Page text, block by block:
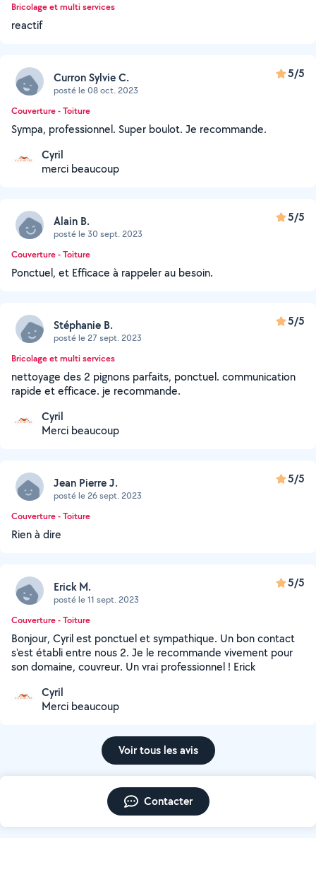
Bricolage et multi services
reactif
Curron Sylvie C.
posté le 08 oct. 2023
5/5
Couverture - Toiture
Sympa, professionnel. Super boulot. Je recommande.
Cyril
merci beaucoup
Alain B.
posté le 30 sept. 2023
5/5
Couverture - Toiture
Ponctuel, et Efficace à rappeler au besoin.
Stéphanie B.
posté le 27 sept. 2023
5/5
Bricolage et multi services
nettoyage des 2 pignons parfaits, ponctuel. communication
rapide et efficace. je recommande.
Cyril
Merci beaucoup
Jean Pierre J.
posté le 26 sept. 2023
5/5
Couverture - Toiture
Rien à dire
Erick M.
posté le 11 sept. 2023
5/5
Couverture - Toiture
Bonjour, Cyril est ponctuel et sympathique. Un bon contact
s'est établi entre nous 2. Je le recommande vivement pour
son domaine, couvreur. Un vrai professionnel ! Erick
Cyril
Merci beaucoup
Voir tous les avis
Contacter